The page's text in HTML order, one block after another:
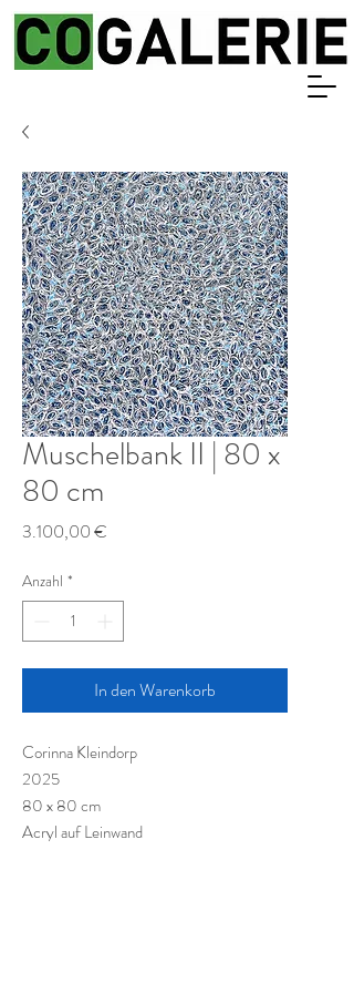
Muschelbank II | 80 x
80 cm
3.100,00 €
Anzahl *
In den Warenkorb
Corinna Kleindorp
2025
80 x 80 cm
Acryl auf Leinwand